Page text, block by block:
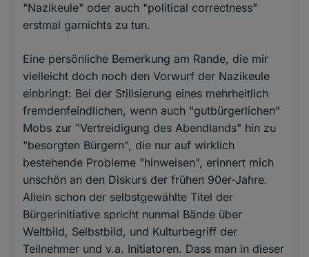
"Nazikeule" oder auch "political correctness"
erstmal garnichts zu tun.
Eine persönliche Bemerkung am Rande, die mir
vielleicht doch noch den Vorwurf der Nazikeule
einbringt: Bei der Stilisierung eines mehrheitlich
fremdenfeindlichen, wenn auch "gutbürgerlichen"
Mobs zur "Vertreidigung des Abendlands" hin zu
"besorgten Bürgern", die nur auf wirklich
bestehende Probleme "hinweisen", erinnert mich
unschön an den Diskurs der frühen 90er-Jahre.
Allein schon der selbstgewählte Titel der
Bürgerinitiative spricht nunmal Bände über
Weltbild, Selbstbild, und Kulturbegriff der
Teilnehmer und v.a. Initiatoren. Dass man in dieser